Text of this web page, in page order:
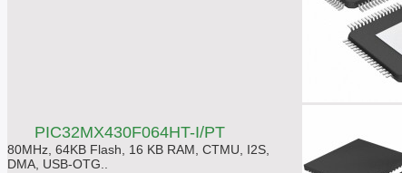
PIC32MX430F064HT-I/PT
80MHz, 64KB Flash, 16 KB RAM, CTMU, I2S,
DMA, USB-OTG..